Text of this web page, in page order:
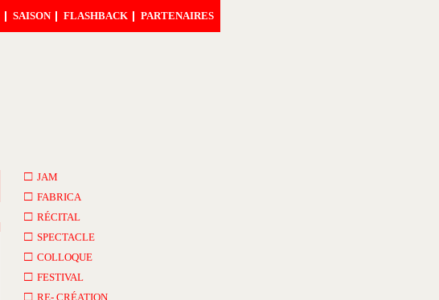
SAISON FLASHBACK PARTENAIRES
□ JAM
□ FABRICA
□ RÉCITAL
□ SPECTACLE
□ COLLOQUE
□ FESTIVAL
□ RE- CRÉATION